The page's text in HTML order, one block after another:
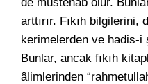
arttırır. Fıkıh
kerimelerden ve hadis-i
Bunlar, ancak fıkıh
âlimlerinden